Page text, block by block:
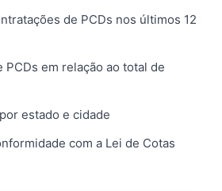
de PCDs nos últimos 12
PCDs em relação ao total de
estado e cidade
com a Lei de Cotas